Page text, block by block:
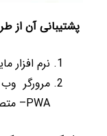
پشتیبانی آن از
نرم افزار
مرورگر
PWA
–